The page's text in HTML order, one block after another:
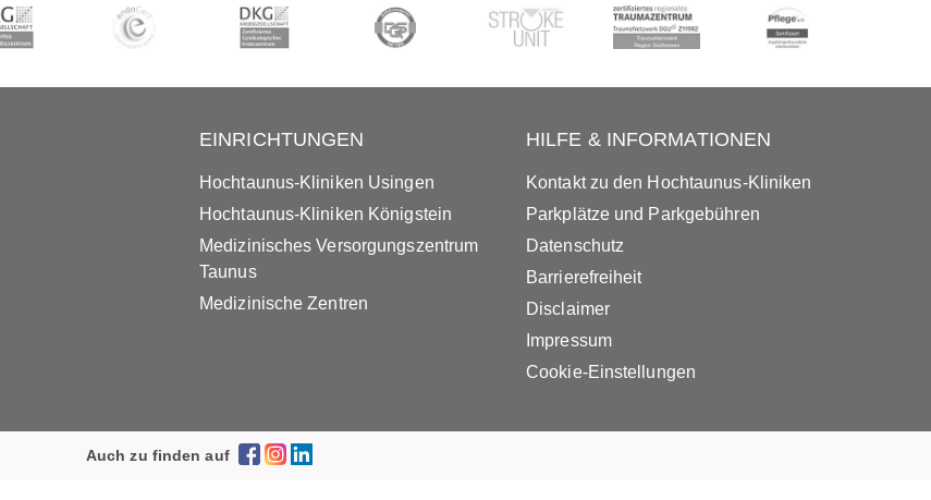
EINRICHTUNGEN
Hochtaunus-Kliniken Usingen
Hochtaunus-Kliniken Königstein
Medizinisches Versorgungszentrum
Taunus
Medizinische Zentren
HILFE & INFORMATIONEN
Kontakt zu den Hochtaunus-Kliniken
Parkplätze und Parkgebühren
Datenschutz
Barrierefreiheit
Disclaimer
Impressum
Cookie-Einstellungen
Auch zu finden auf